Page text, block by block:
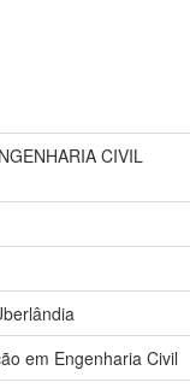
CIVIL
em Engenharia Civil